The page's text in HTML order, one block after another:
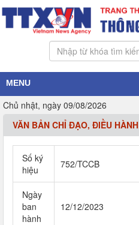
MENU
Chủ nhật, ngày 09/08/2026
VĂN BẢN CHỈ ĐẠO, ĐIỀU HÀNH
Số ký
hiệu
752/TCCB
Ngày
ban
hành
12/12/2023